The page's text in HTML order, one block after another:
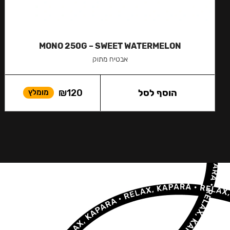
MONO 250G – SWEET WATERMELON
אבטיח מתוק
₪120 מומלץ הוסף לסל